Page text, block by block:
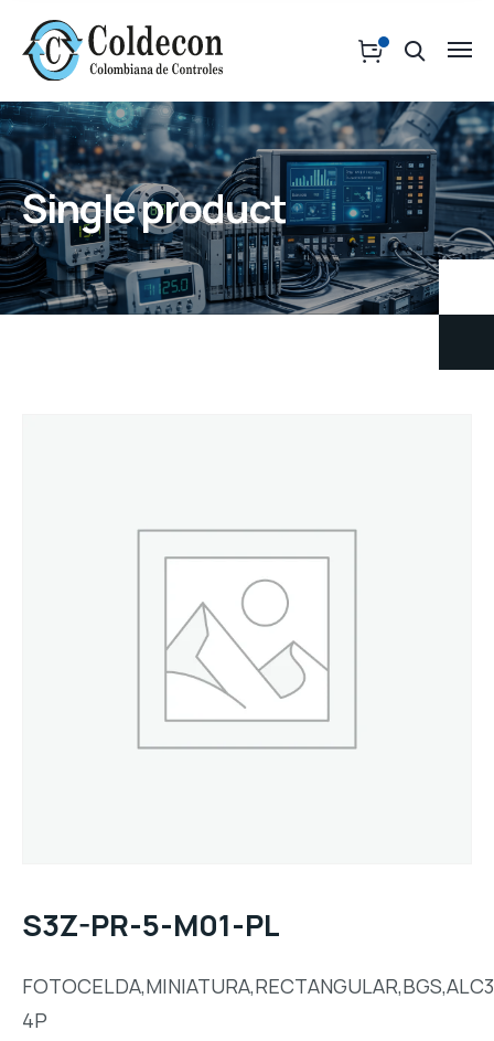
Single product
S3Z-PR-5-M01-PL
4P